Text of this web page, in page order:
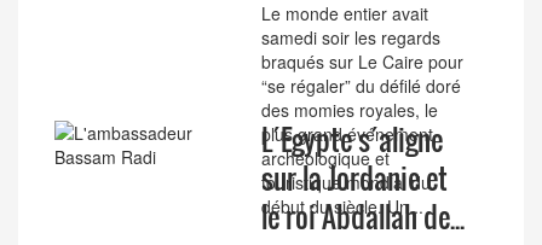
Le monde entier avait
samedi soir les regards
braqués sur Le Caire pour
“se régaler” du défilé doré
des momies royales, le
plus grand événement
archéologique et
touristique mondial du
début du siècle. Un...
L´Egypte s´aligne
sur la Jordanie et
le roi Abdallah de...